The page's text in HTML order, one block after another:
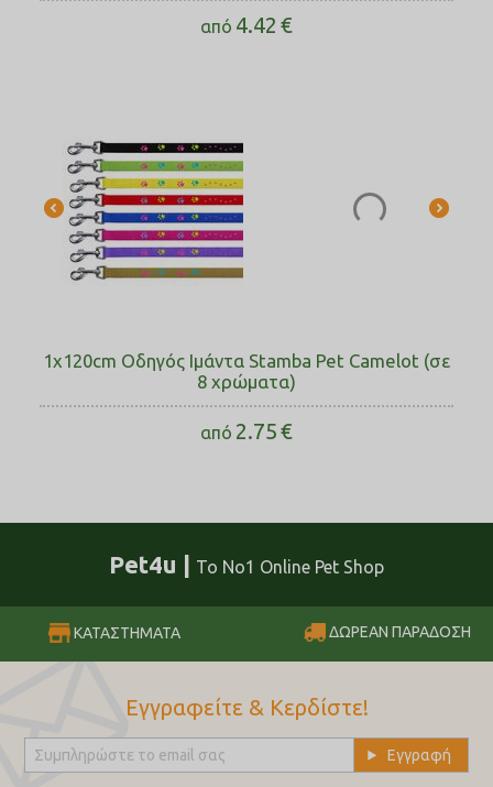
από 4.42 €
1x120cm Οδηγός Ιμάντα Stamba Pet Camelot (σε
8 χρώματα)
από 2.75€
Pet4u | Το No1 Online Pet Shop
ΚΑΤΑΣΤΗΜΑΤΑ ΔΩΡΕΑΝ ΠΑΡΑΔΟΣΗ
Εγγραφείτε & Κερδίστε!